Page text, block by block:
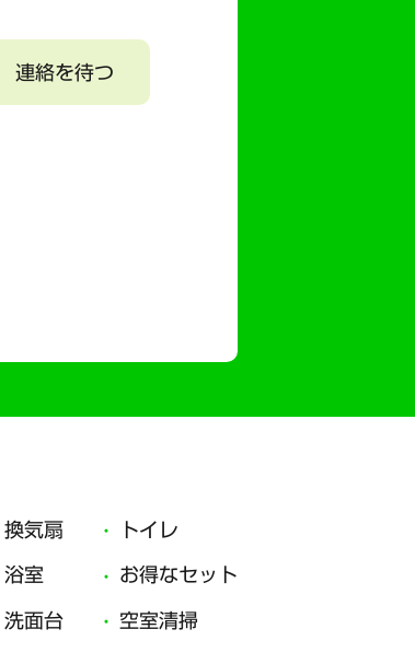
連絡を待つ
換気扇
浴室
洗面台
トイレ
お得なセット
空室清掃